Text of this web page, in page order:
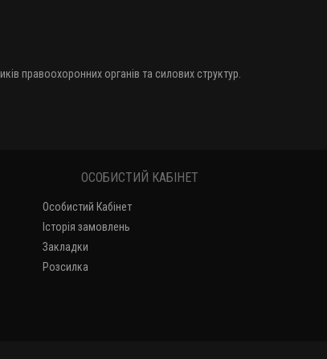
правоохоронних органів та силових структур.
ОСОБИСТИЙ КАБІНЕТ
Особистий Кабінет
Історія замовлень
Закладки
Розсилка